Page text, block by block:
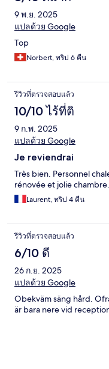
9 พ.ย. 2025
แปลด้วย Google
Top
Norbert, ทริป 6 คืน
รีวิวที่ตรวจสอบแล้ว
10/10 ไร้ที่ติ
9 ก.พ. 2025
แปลด้วย Google
Je reviendrai
Très bien. Personnel
rénovée et jolie
Laurent, ทริป 4 คืน
รีวิวที่ตรวจสอบแล้ว
6/10 ดี
26 ก.ย. 2025
แปลด้วย Google
Obekväm säng hård.
är bara nere vid